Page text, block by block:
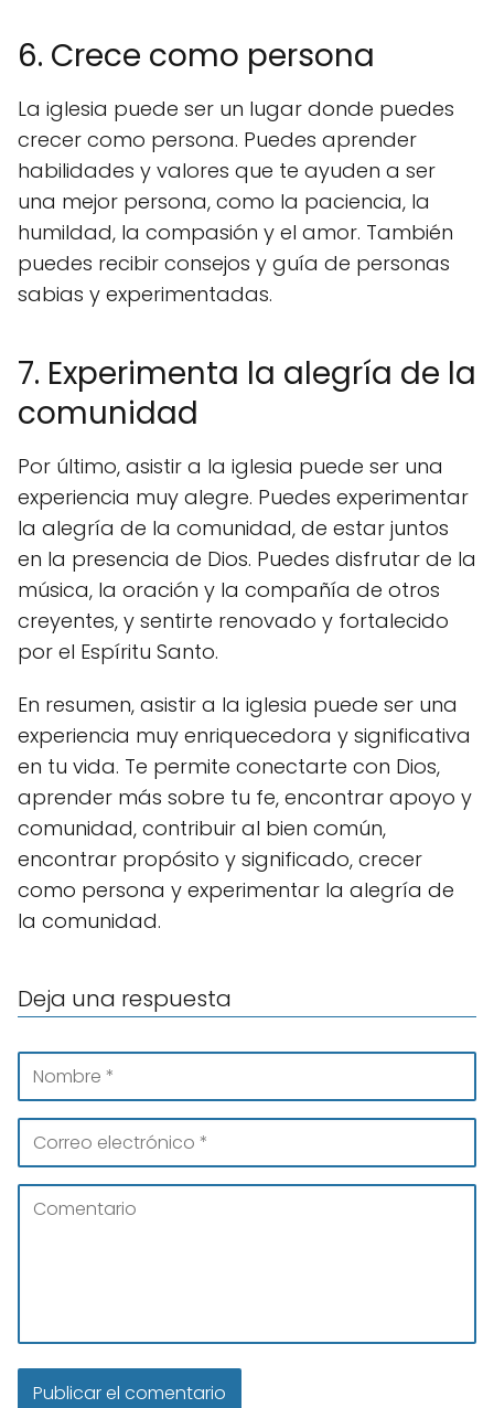
6. Crece como persona
La iglesia puede ser un lugar donde puedes
crecer como persona. Puedes aprender
habilidades y valores que te ayuden a ser
una mejor persona, como la paciencia, la
humildad, la compasión y el amor. También
puedes recibir consejos y guía de personas
sabias y experimentadas.
7. Experimenta la alegría de la
comunidad
Por último, asistir a la iglesia puede ser una
experiencia muy alegre. Puedes experimentar
la alegría de la comunidad, de estar juntos
en la presencia de Dios. Puedes disfrutar de la
música, la oración y la compañía de otros
creyentes, y sentirte renovado y fortalecido
por el Espíritu Santo.
En resumen, asistir a la iglesia puede ser una
experiencia muy enriquecedora y significativa
en tu vida. Te permite conectarte con Dios,
aprender más sobre tu fe, encontrar apoyo y
comunidad, contribuir al bien común,
encontrar propósito y significado, crecer
como persona y experimentar la alegría de
la comunidad.
Deja una respuesta